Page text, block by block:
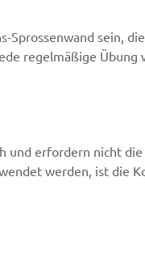
sein,
regelmäßige
und erfordern nicht
werden, ist die